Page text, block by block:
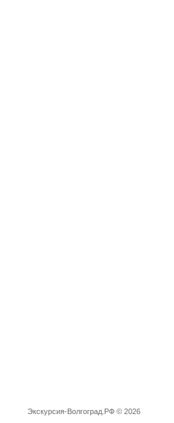
Экскурсия-Волгоград.РФ © 2026